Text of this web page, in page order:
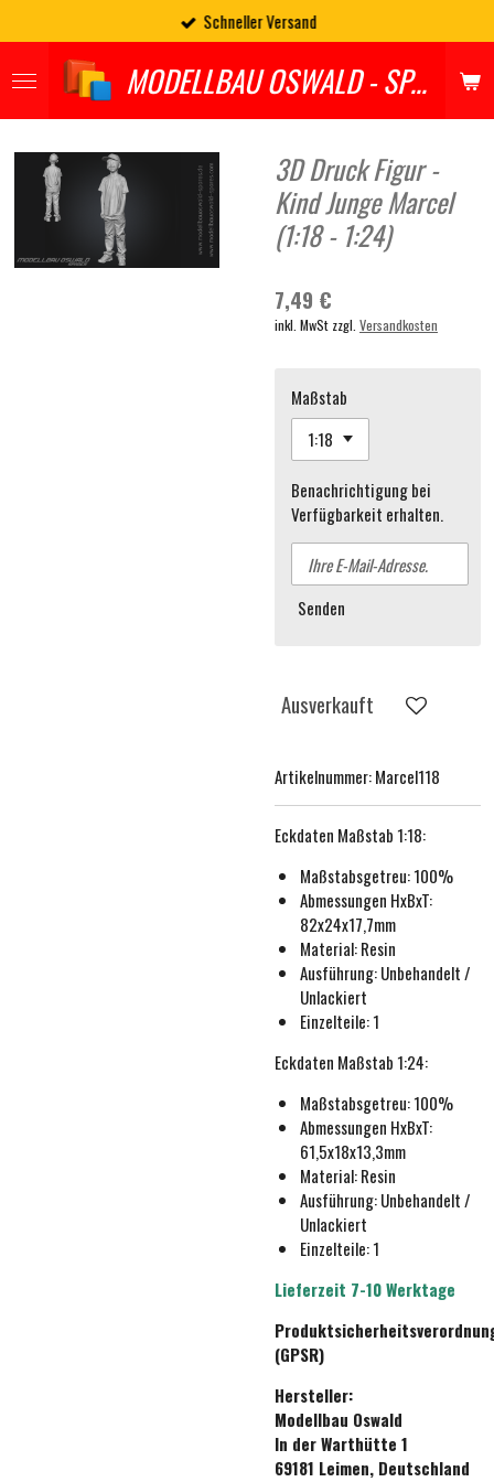
Hauptinhalt
springen
MODELLBAU OSWALD - SPARES
Schneller Versand
3D Druck Figur -
Kind Junge Marcel
(1:18 - 1:24)
7,49 €
inkl. MwSt zzgl. Versandkosten
Maßstab
Benachrichtigung bei
Verfügbarkeit erhalten.
Senden
Ausverkauft
Artikelnummer:Marcel118
Eckdaten Maßstab 1:18:
Maßstabsgetreu:100%
Abmessungen HxBxT:
82x24x17,7mm
Material: Resin
Ausführung:Unbehandelt /
Unlackiert
Einzelteile: 1
Eckdaten Maßstab 1:24:
Maßstabsgetreu:100%
Abmessungen HxBxT:
61,5x18x13,3mm
Material: Resin
Ausführung:Unbehandelt /
Unlackiert
Einzelteile: 1
Lieferzeit 7-10 Werktage
(GPSR)
Hersteller:
Modellbau Oswald
In der Warthütte 1
69181 Leimen, Deutschland